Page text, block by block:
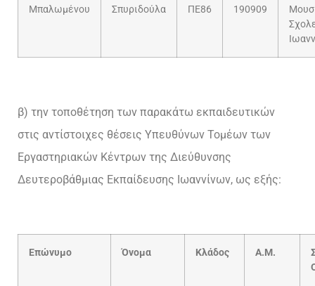
Μπαλωμένου Σπυριδούλα ΠΕ86 190909
β) την τοποθέτηση των παρακάτω εκπαιδευτικών
στις αντίστοιχες θέσεις Υπευθύνων Τομέων των
Εργαστηριακών Κέντρων της Διεύθυνσης
Δευτεροβάθμιας Εκπαίδευσης Ιωαννίνων, ως εξής:
Επώνυμο Όνομα Κλάδος Α.Μ.